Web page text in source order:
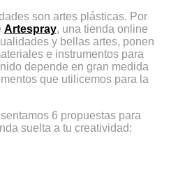
son artes plásticas. Por
Artespray, una tienda online
y bellas artes, ponen
e instrumentos para
depende en gran medida
que utilicemos para la
6 propuestas para
suelta a tu creatividad: